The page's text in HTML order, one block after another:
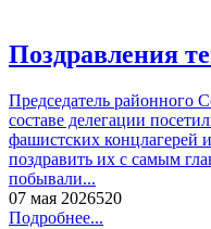
Поздравления
Председатель районного
составе делегации
фашистских концлагерей
поздравить их с самым
побывали...
07 мая 2026520
Подробнее...